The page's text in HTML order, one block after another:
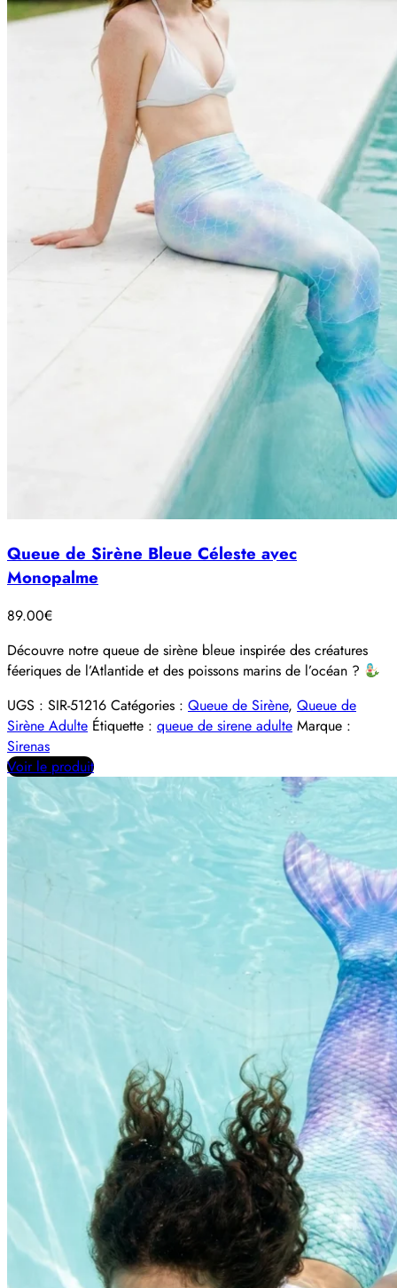
Queue de Sirène Bleue Céleste avec
Monopalme
89.00€
Découvre notre queue de sirène bleue inspirée des créatures
féeriques de l’Atlantide et des poissons marins de l’océan ?
UGS : SIR-51216 Catégories : Queue de Sirène, Queue de
Sirène Adulte Étiquette : queue de sirene adulte Marque :
Sirenas
Voir le produit